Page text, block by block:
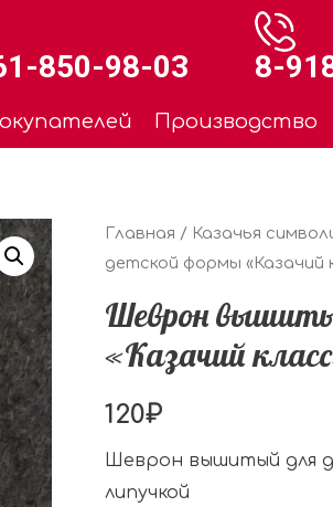
850-98-03 8-
Производство
Главная / Казачья
детской формы «Казачий
Шеврон
«Казачий
120₽
Шеврон вышитый для
липучкой